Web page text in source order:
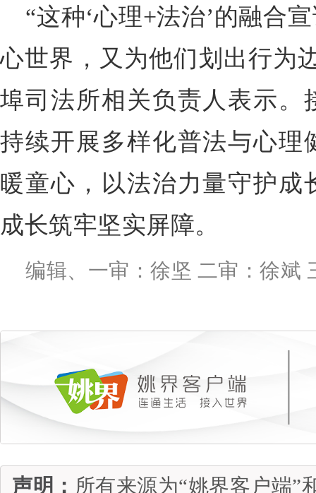
“这种‘心理+法治’的融合
心世界，又为他们划出行为
埠司法所相关负责人表示。
持续开展多样化普法与心理
暖童心，以法治力量守护成
成长筑牢坚实屏障。
编辑、一审：徐坚 二审：徐斌
声明： 所有来源为“姚界客户端”